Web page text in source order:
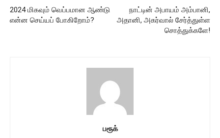
2024 மிகவும் வெப்பமான ஆண்டு
என்ன செய்யப் போகிறோம்?
நாட்டின் அபாயம் அம்பானி,
அதானி, அகர்வால் சேர்த்துள்ள
சொத்துக்களே!
பரூக்